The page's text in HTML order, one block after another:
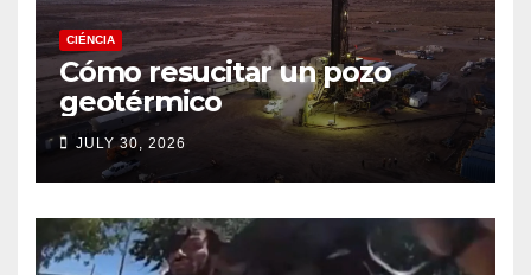
CIÉNCIA
Cómo resucitar un pozo
geotérmico
JULY 30, 2026